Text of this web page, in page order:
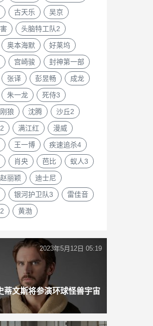
古天乐 吴京
头脑特工队2
奥本海默 好莱坞
宫崎骏 封神第一部
张译 彭昱畅 成龙
朱一龙 死侍3
狼 沈腾 沙丘2
满江红 漫威
王一博 疾速追杀4
肖央 芭比 蚁人3
赵丽颖 迪士尼
银河护卫队3 雷佳音
黄渤
蒂文斯将参演环球怪兽宇宙
2023年5月12日 05:19